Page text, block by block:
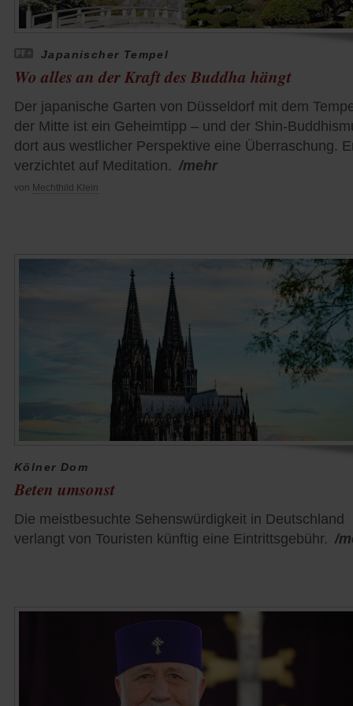
Japanischer Tempel
Wo alles an der Kraft des Buddha hängt
Der japanische Garten von Düsseldorf mit dem
der Mitte ist ein Geheimtipp – und der Shin-
dort aus westlicher Perspektive eine Überraschung.
verzichtet auf Meditation. /mehr
von Mechthild Klein
Kölner Dom
Beten umsonst
Die meistbesuchte Sehenswürdigkeit in Deutschland
verlangt von Touristen künftig eine Eintrittsgebühr. /